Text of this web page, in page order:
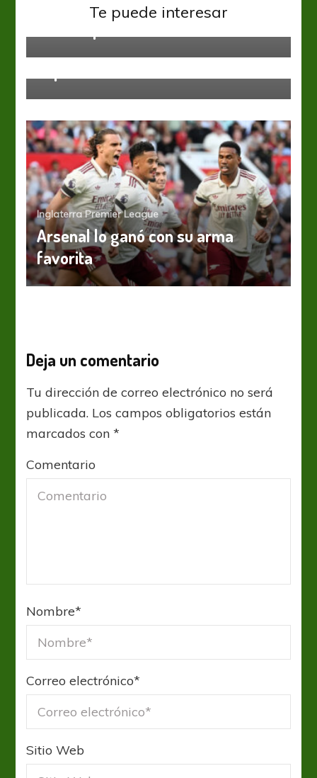
Te puede interesar
Inglaterra Premier League
Inglaterra Premier League
Arsenal lo ganó con su arma
favorita
Deja un comentario
Tu dirección de correo electrónico no será
publicada. Los campos obligatorios están
marcados con*
Comentario
Nombre*
Correo electrónico*
Sitio Web